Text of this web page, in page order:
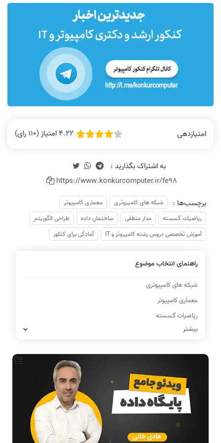
نظر رتبه 19: تدریس و فن بیان عالی
است
فیلم‌ها بی نظیر بود
بودن
کیفیت بالا و هزینه مناسب
نظر رتبه 11 کنکور 1400 فیلم‌ها بی‌نیازم کرد
امتیازدهی 4.22 امتیاز (110 رای)
https://www.konkurcomputer.ir/fe98
برچسب‌ها :
شبکه های کامپیوتری
معماری کامپیوتر
ریاضیات گسسته
مدار منطقی ساختمان داده
طراحی الگوریتم
آموزش تخصصی دروس رشته کامپیوتر و IT
آمادگی برای کنکور
راهنمای انتخاب موضوع
شبکه های کامپیوتری
معماری کامپیوتر
ریاضیات گسسته
مدار منطقی
آموزش تخصصی دروس رشته کامپیوتر و IT
آمادگی برای کنکور
مشاغل رشته کامپیوتر
هوش مصنوعی
بیشتر